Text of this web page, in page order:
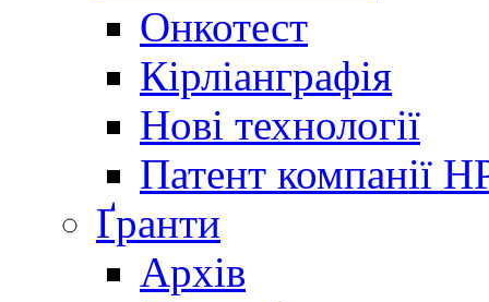
Онкотест
Кірліанграфія
Нові технології
Патент компанії
Ґранти
Архів